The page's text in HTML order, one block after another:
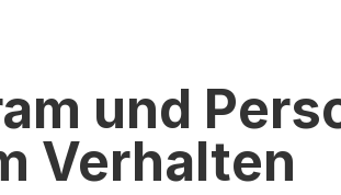
und
Verhalten